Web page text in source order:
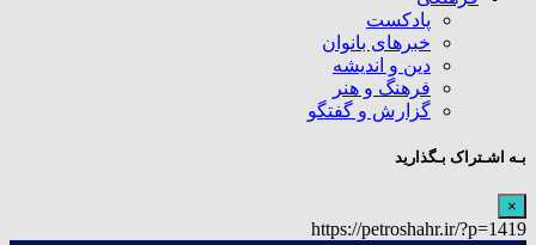
پادکست
خبرهای بانوان
دین و اندیشه
فرهنگ و هنر
گزارش و گفتگو
بـه اشـتراک بـگذارید
×
https://petroshahr.ir/?p=1419